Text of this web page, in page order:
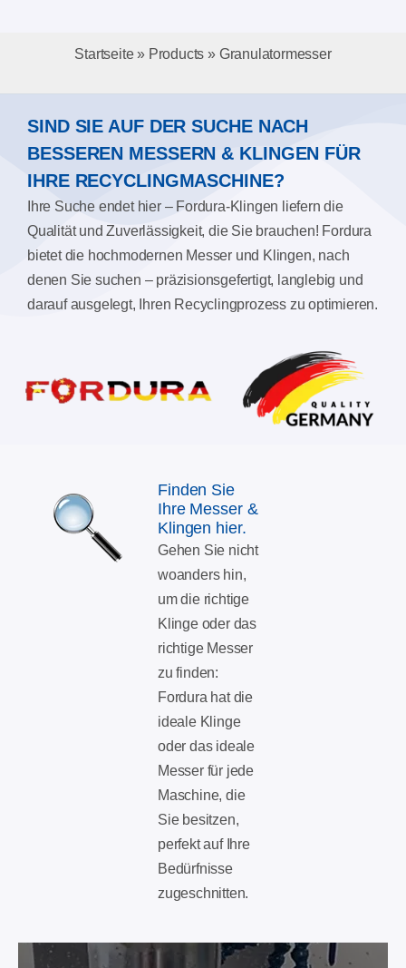
Startseite» Products » Granulatormesser
SIND SIE AUF DER SUCHE NACH
BESSEREN MESSERN & KLINGEN FÜR
IHRE RECYCLINGMASCHINE?
Ihre Suche endet hier – Fordura-Klingen liefern die
Qualität und Zuverlässigkeit, die Sie brauchen! Fordura
bietet die hochmodernen Messer und Klingen, nach
denen Sie suchen – präzisionsgefertigt, langlebig und
darauf ausgelegt, Ihren Recyclingprozess zu optimieren.
Finden Sie
Ihre Messer &
Klingen hier.
Gehen Sie nicht
woanders hin,
um die richtige
Klinge oder das
richtige Messer
zu finden:
Fordura hat die
ideale Klinge
oder das ideale
Messer für jede
Maschine, die
Sie besitzen,
perfekt auf Ihre
Bedürfnisse
zugeschnitten.